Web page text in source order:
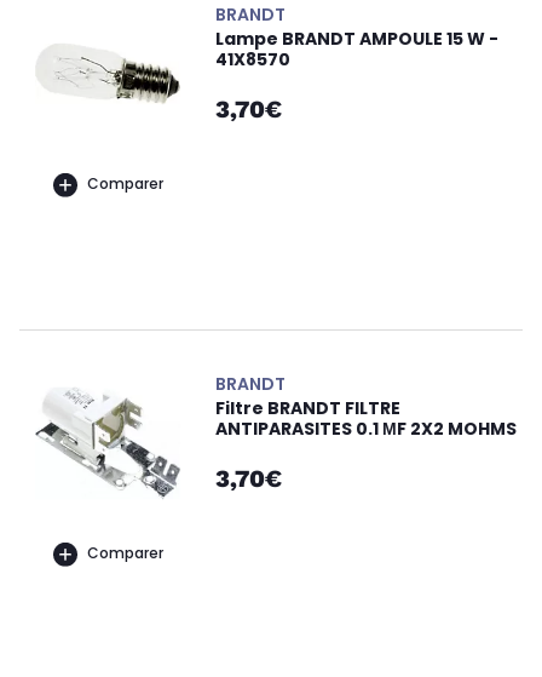
Comparer
BRANDT
Lampe BRANDT AMPOULE 15 W -
41X8570
3,70€
Comparer
BRANDT
Filtre BRANDT FILTRE
ANTIPARASITES 0.1 ΜF 2X2 MOHMS
3,70€